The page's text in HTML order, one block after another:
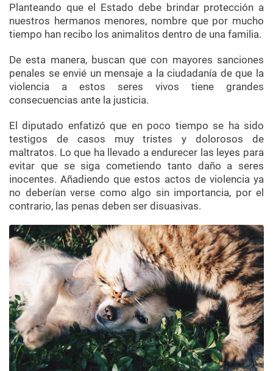
Planteando que el Estado debe brindar protección a
nuestros hermanos menores, nombre que por mucho
tiempo han recibo los animalitos dentro de una familia.
De esta manera, buscan que con mayores sanciones
penales se envié un mensaje a la ciudadanía de que la
violencia a estos seres vivos tiene grandes
consecuencias ante la justicia.
El diputado enfatizó que en poco tiempo se ha sido
testigos de casos muy tristes y dolorosos de
maltratos. Lo que ha llevado a endurecer las leyes para
evitar que se siga cometiendo tanto daño a seres
inocentes. Añadiendo que estos actos de violencia ya
no deberían verse como algo sin importancia, por el
contrario, las penas deben ser disuasivas.